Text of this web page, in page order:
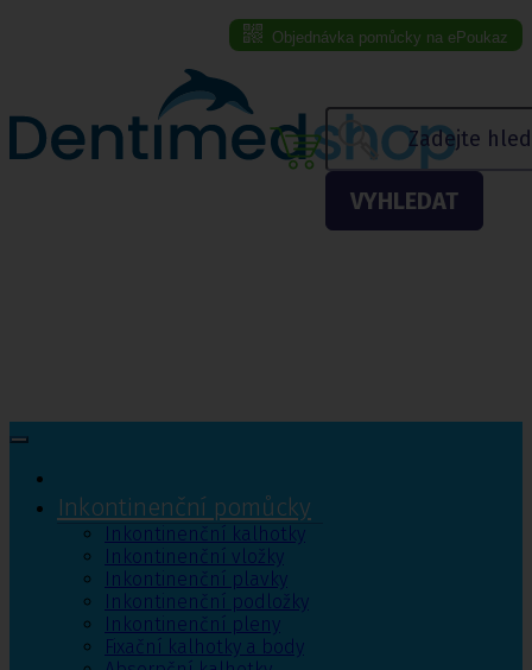
Objednávka pomůcky na ePoukaz
VYHLEDAT
Inkontinenční pomůcky
Inkontinenční kalhotky
Inkontinenční vložky
Inkontinenční plavky
Inkontinenční podložky
Inkontinenční pleny
Fixační kalhotky a body